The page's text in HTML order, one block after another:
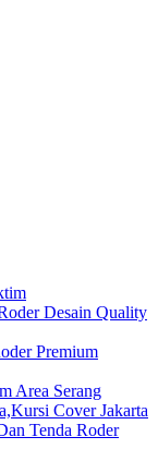
Desain Quality
Premium
Area Serang
Cover Jakarta
Tenda Roder